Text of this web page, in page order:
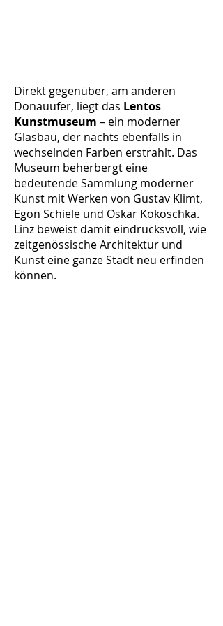
Direkt gegenüber, am anderen
Donauufer, liegt das Lentos
Kunstmuseum – ein moderner
Glasbau, der nachts ebenfalls in
wechselnden Farben erstrahlt. Das
Museum beherbergt eine
bedeutende Sammlung moderner
Kunst mit Werken von Gustav Klimt,
Egon Schiele und Oskar Kokoschka.
Linz beweist damit eindrucksvoll, wie
zeitgenössische Architektur und
Kunst eine ganze Stadt neu erfinden
können.